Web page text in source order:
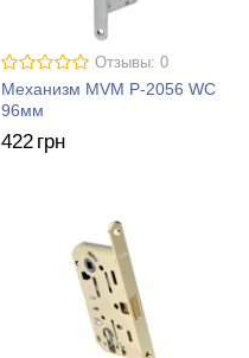
Отзывы: 0
Механизм MVM P-2056 WC
96мм
422 грн